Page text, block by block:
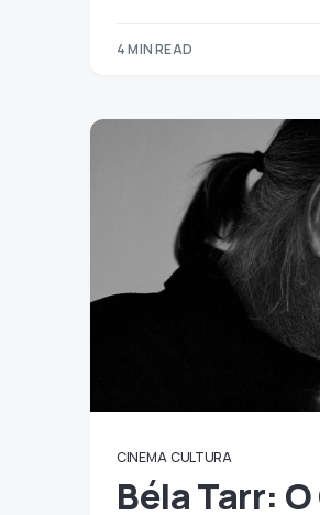
4 MIN READ
CINEMA CULTURA
Béla Tarr: